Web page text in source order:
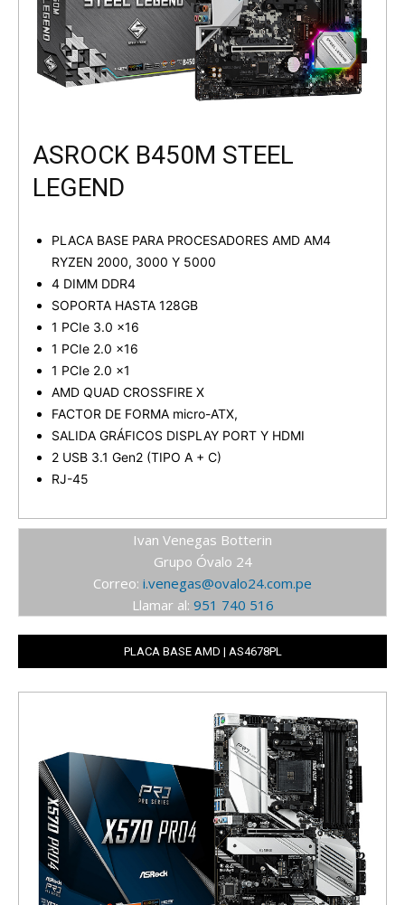
ASROCK B450M STEEL
LEGEND
PLACA BASE PARA PROCESADORES AMD AM4
RYZEN 2000, 3000 Y 5000
4 DIMM DDR4
SOPORTA HASTA 128GB
1 PCIe 3.0 x16
1 PCIe 2.0 x16
1 PCIe 2.0 x1
AMD QUAD CROSSFIRE X
FACTOR DE FORMA micro-ATX,
SALIDA GRÁFICOS DISPLAY PORT Y HDMI
2 USB 3.1 Gen2 (TIPO A + C)
RJ-45
Ivan Venegas Botterin
Grupo Óvalo 24
Correo: i.venegas@ovalo24.com.pe
Llamar al: 951 740 516
PLACA BASE AMD | AS4678PL